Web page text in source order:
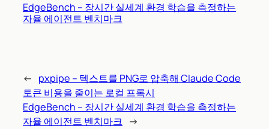
EdgeBench – 장시간 실세계 환경 학습을 측정하는
자율 에이전트 벤치마크
← pxpipe – 텍스트를 PNG로 압축해 Claude Code
토큰 비용을 줄이는 로컬 프록시
EdgeBench – 장시간 실세계 환경 학습을 측정하는
자율 에이전트 벤치마크 →